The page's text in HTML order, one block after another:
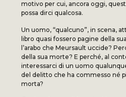
motivo per cui, ancora oggi,
possa dirci qualcosa.
Un uomo, “qualcuno”, in scena,
libro quasi fossero pagine della
l’arabo che Meursault uccide?
della sua morte? E perché, al
interessarci di un uomo
del delitto che ha commesso né
morta?